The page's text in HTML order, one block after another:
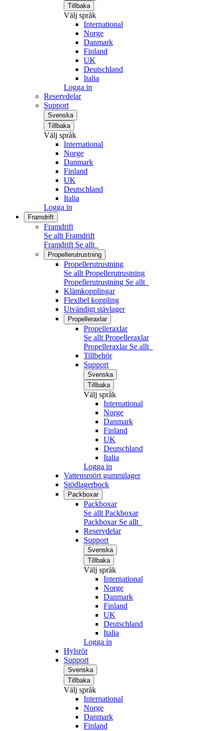
Tillbaka
Välj språk
International
Norge
Danmark
Finland
UK
Deutschland
Italia
Logga in
Reservdelar
Support
Svenska
Tillbaka
Välj språk
International
Norge
Danmark
Finland
UK
Deutschland
Italia
Logga in
Framdrift
Framdrift
Se allt Framdrift
Framdrift Se allt
Propellerutrustning
Propellerutrustning
Se allt Propellerutrustning
Propellerutrustning Se allt
Klämkopplingar
Flexibel koppling
Utvändigt stävlager
Propelleraxlar
Propelleraxlar
Se allt Propelleraxlar
Propelleraxlar Se allt
Tillbehör
Support
Svenska
Tillbaka
Välj språk
International
Norge
Danmark
Finland
UK
Deutschland
Italia
Logga in
Vattensmört gummilager
Stödlagerbock
Packboxar
Packboxar
Se allt Packboxar
Packboxar Se allt
Reservdelar
Support
Svenska
Tillbaka
Välj språk
International
Norge
Danmark
Finland
UK
Deutschland
Italia
Logga in
Hylsrör
Support
Svenska
Tillbaka
Välj språk
International
Norge
Danmark
Finland